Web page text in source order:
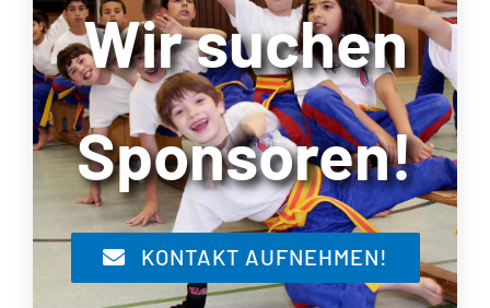
Wir suchen
Sponsoren!
KONTAKT AUFNEHMEN!